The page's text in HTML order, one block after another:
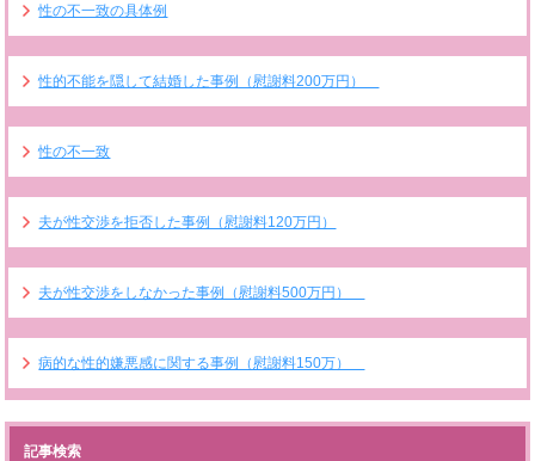
性の不一致の具体例
性的不能を隠して結婚した事例（慰謝料200万円）
性の不一致
夫が性交渉を拒否した事例（慰謝料120万円）
夫が性交渉をしなかった事例（慰謝料500万円）
病的な性的嫌悪感に関する事例（慰謝料150万）
記事検索